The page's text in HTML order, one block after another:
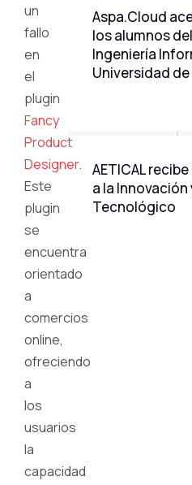
un
fallo
en
el
plugin
Fancy
Product
Designer.
Este
plugin
se
encuentra
orientado
a
comercios
online,
ofreciendo
a
los
usuarios
la
capacidad
Aspa.Cloud
los alumnos
Ingeniería
Universidad
AETICAL
a la
Tecnológico